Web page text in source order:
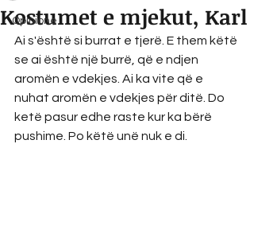
Opinione
Kostumet e mjekut, Karl
Ai s'është si burrat e tjerë. E them këtë
se ai është një burrë, që e ndjen
aromën e vdekjes. Ai ka vite që e
nuhat aromën e vdekjes për ditë. Do
ketë pasur edhe raste kur ka bërë
pushime. Po këtë unë nuk e di.